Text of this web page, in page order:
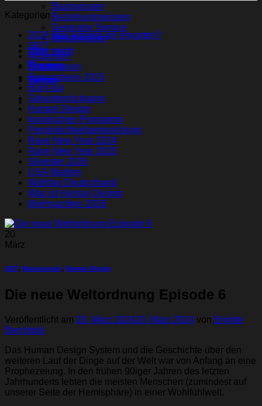
Basiswissen
Beziehungswissen
Generator Service
Berufswissen
Über mich
Themen
Termin
Kategorien
2026 Was können wir erwarten?
2027
Allgemein
Bewusstsein
Bewusstsein 2025
Burn-out
Geburtenrückgang
Human Design
kosmisches Programm
Persönlichkeitsentwicklung
Rave New Year 2024
Rave New Year 2025
Silvester 2026
USA Wahlen
Wahltag Deutschland
Was ist Human Design
Weihnachten 2026
20
März
2027, Bewusstsein, Human Design
Die neue Weltordnung Episode 6
Veröffentlicht am 20. März 202420. März 2024 von Brigitte
Berchtold
Das Human Design System und die Geschichte über den
weiteren Lauf der Dinge auf der Welt war von Anfang an eine
Prophezeiung. In den frühen 90iger Jahren des letzten
Jahrhunderts lebten die meisten Menschen (zumindest auf
unserer Seite der Hemisphäre) in einer Wohlfühlwelt.